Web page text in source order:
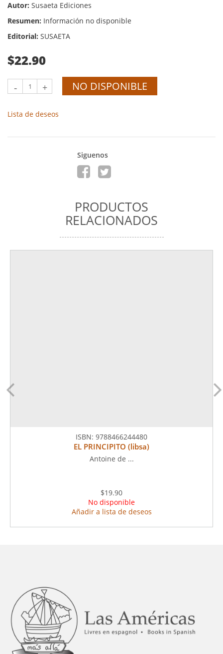
Autor: Susaeta Ediciones
Resumen: Información no disponible
Editorial: SUSAETA
$22.90
- + NO DISPONIBLE
Lista de deseos
Siguenos
PRODUCTOS
RELACIONADOS
ISBN: 9788466244480
EL PRINCIPITO (libsa)
Antoine de ...
$19.90
No disponible
Añadir a lista de deseos